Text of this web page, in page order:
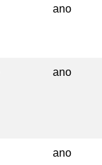
ano
ano
ano